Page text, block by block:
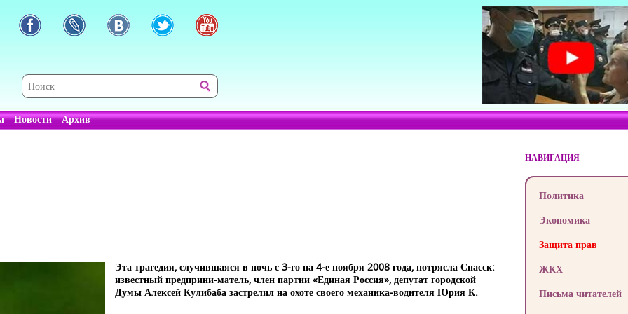
Новости Архив
Эта трагедия, случившаяся в ночь с 3-го на 4-е ноября 2008 года, потрясла Спасск:
известный предприни-матель, член партии «Единая Россия», депутат городской
Думы Алексей Кулибаба застрелил на охоте своего механика-водителя Юрия К.
НАВИГАЦИЯ
Политика
Экономика
Защита прав
ЖКХ
Письма читателей